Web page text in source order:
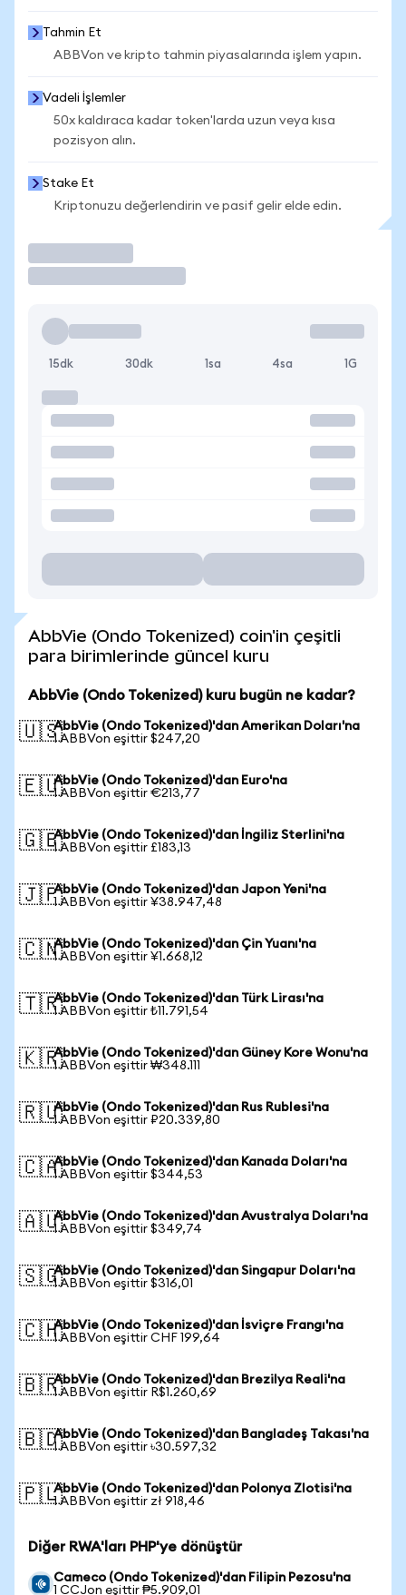
Tahmin Et
ABBVon ve kripto tahmin piyasalarında işlem yapın.
Vadeli İşlemler
50x kaldıraca kadar token'larda uzun veya kısa
pozisyon alın.
Stake Et
Kriptonuzu değerlendirin ve pasif gelir elde edin.
15dk 30dk 1sa 4sa 1G
AbbVie (Ondo Tokenized) coin'in çeşitli
para birimlerinde güncel kuru
AbbVie (Ondo Tokenized) kuru bugün ne kadar?
🇺🇸AbbVie (Ondo Tokenized)'dan Amerikan Doları'na
1 ABBVon eşittir $247,20
🇪🇺AbbVie (Ondo Tokenized)'dan Euro'na
1 ABBVon eşittir €213,77
🇬🇧AbbVie (Ondo Tokenized)'dan İngiliz Sterlini'na
1 ABBVon eşittir £183,13
🇯🇵AbbVie (Ondo Tokenized)'dan Japon Yeni'na
1 ABBVon eşittir ¥38.947,48
🇨🇳AbbVie (Ondo Tokenized)'dan Çin Yuanı'na
1 ABBVon eşittir ¥1.668,12
🇹🇷AbbVie (Ondo Tokenized)'dan Türk Lirası'na
1 ABBVon eşittir ₺11.791,54
🇰🇷AbbVie (Ondo Tokenized)'dan Güney Kore Wonu'na
1 ABBVon eşittir ₩348.111
🇷🇺AbbVie (Ondo Tokenized)'dan Rus Rublesi'na
1 ABBVon eşittir ₽20.339,80
🇨🇦AbbVie (Ondo Tokenized)'dan Kanada Doları'na
1 ABBVon eşittir $344,53
🇦🇺AbbVie (Ondo Tokenized)'dan Avustralya Doları'na
1 ABBVon eşittir $349,74
🇸🇬AbbVie (Ondo Tokenized)'dan Singapur Doları'na
1 ABBVon eşittir $316,01
🇨🇭AbbVie (Ondo Tokenized)'dan İsviçre Frangı'na
1 ABBVon eşittir CHF 199,64
🇧🇷AbbVie (Ondo Tokenized)'dan Brezilya Reali'na
1 ABBVon eşittir R$1.260,69
🇧🇩AbbVie (Ondo Tokenized)'dan Bangladeş Takası'na
1 ABBVon eşittir ৳30.597,32
🇵🇱AbbVie (Ondo Tokenized)'dan Polonya Zlotisi'na
1 ABBVon eşittir zł 918,46
Diğer RWA'ları PHP'ye dönüştür
Cameco (Ondo Tokenized)'dan Filipin Pezosu'na
1 CCJon eşittir ₱5.909,01